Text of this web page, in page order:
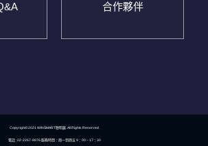
合作夥伴
Copyright©2021 WINSMART聰明贏. All Rights Reserved
電話 : 02-2267-8876 服務時間：周一到周五 9：00 ~ 17：30